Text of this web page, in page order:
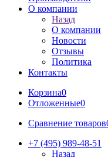
О компании
Назад
О компании
Новости
Отзывы
Политика
Контакты
Корзина0
Отложенные0
Сравнение товаров
+7 (495) 989-48-51
Назад